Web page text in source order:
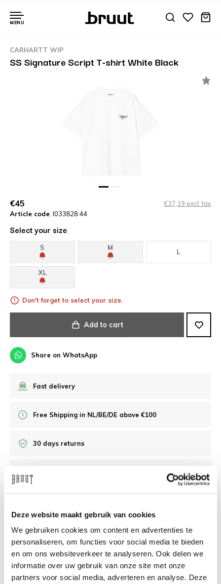
Deze website maakt gebruik van cookies
We gebruiken cookies om content en advertenties te
personaliseren, om functies voor social media te bieden
en om ons websiteverkeer te analyseren. Ook delen we
informatie over uw gebruik van onze site met onze
partners voor social media, adverteren en analyse. Deze
MENU
CARHARTT WIP
SS Signature Script T-shirt White Black
€45
€37,19 excl. tax
Article code: I033828 44
Select your size
S M
L
XL
Don't forget to select your size.
Add to cart
Share on WhatsApp
Fast delivery
Free Shipping in NL/BE/DE above €100
30 days returns
Need help?We're glad to help
info@bruut.nl Live chat Whatsapp
About this product
Shipment and returns